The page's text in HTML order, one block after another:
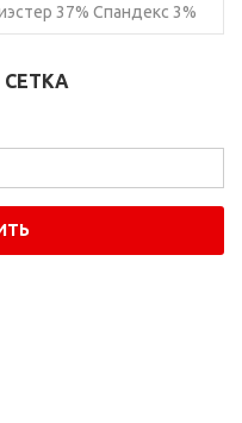
37% Спандекс 3%